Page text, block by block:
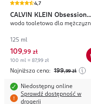
4,7
CALVIN KLEIN Obsession
Night
woda toaletowa dla mężczyzn
125 ml
109,99 zł
100 ml = 87,99 zł
Najniższa cena: 199,99 zł
Niedostępny online
Sprawdź dostępność w
drogerii